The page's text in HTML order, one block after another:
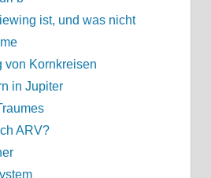
ist, und was nicht
von Kornkreisen
in Jupiter
ARV?